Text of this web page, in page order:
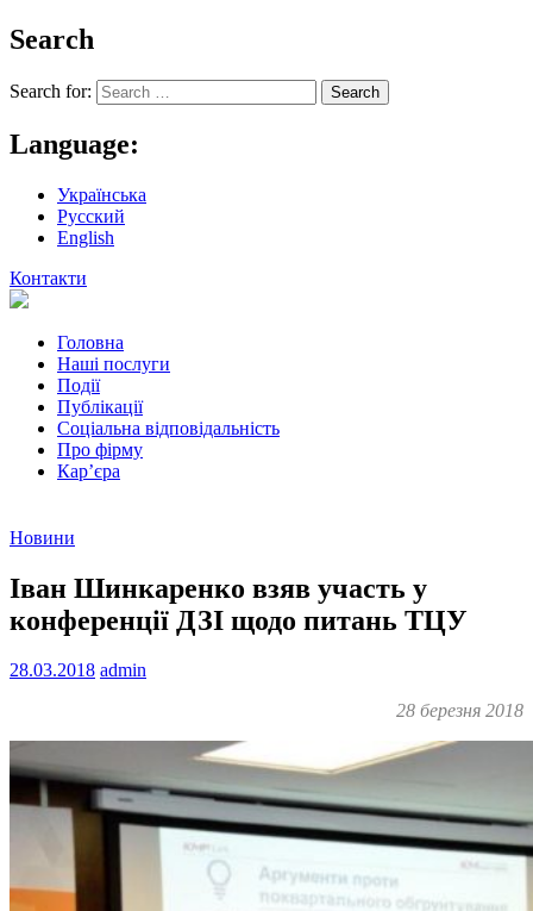
Search
Search for:
Language:
Українська
Русский
English
Контакти
Головна
Наші послуги
Події
Публікації
Соціальна відповідальність
Про фiрму
Кар’єра
Новини
Іван Шинкаренко взяв участь у
конференції ДЗІ щодо питань ТЦУ
28.03.2018 admin
28 березня 2018